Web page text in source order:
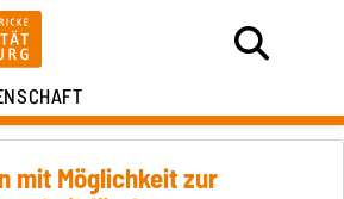
mit Möglichkeit zur